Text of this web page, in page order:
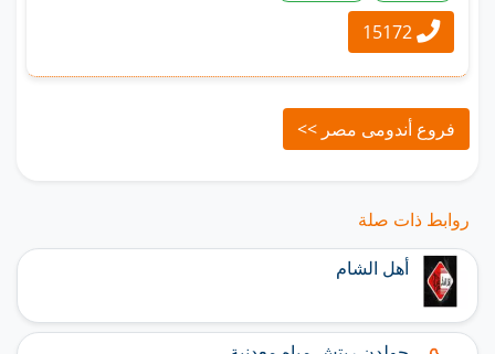
فروع أندومى مصر >>
روابط ذات صلة
أهل الشام